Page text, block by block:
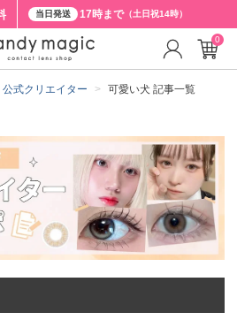
当日発送 17時まで（土日祝14時）
公式クリエイター 可愛い犬 記事一覧
0